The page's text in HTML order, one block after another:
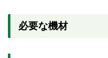
必要な機材